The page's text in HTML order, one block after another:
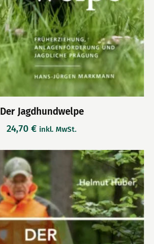
Der Jagdhundwelpe
24,70 € inkl. MwSt.